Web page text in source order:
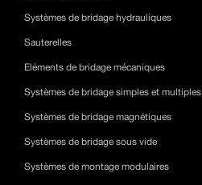
Systèmes de bridage hydrauliques
Sauterelles
Eléments de bridage mécaniques
Systèmes de bridage simples et multiples
Systèmes de bridage magnétiques
Systèmes de bridage sous vide
Systèmes de montage modulaires